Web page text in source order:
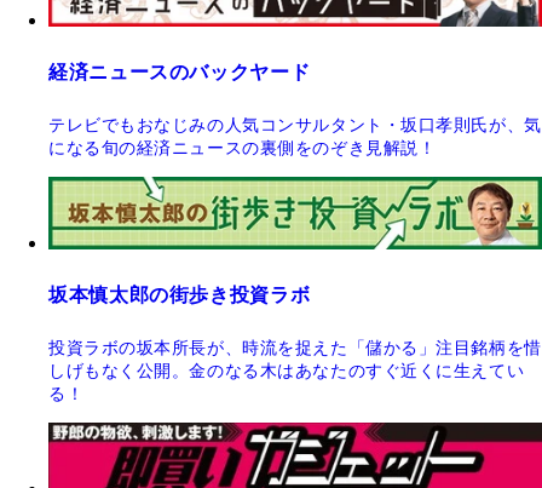
経済ニュースのバックヤード
テレビでもおなじみの人気コンサルタント・坂口孝則氏が、気
になる旬の経済ニュースの裏側をのぞき見解説！
坂本慎太郎の街歩き投資ラボ
投資ラボの坂本所長が、時流を捉えた「儲かる」注目銘柄を惜
しげもなく公開。金のなる木はあなたのすぐ近くに生えてい
る！